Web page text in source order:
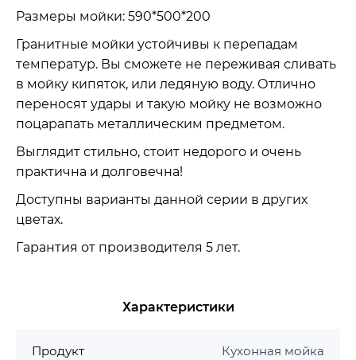
Размеры мойки: 590*500*200
Гранитные мойки устойчивы к перепадам
температур. Вы сможете не переживая сливать
в мойку кипяток, или ледяную воду. Отлично
переносят удары и такую мойку не возможно
поцарапать металлическим предметом.
Выглядит стильно, стоит недорого и очень
практична и долговечна!
Доступны варианты данной серии в других
цветах.
Гарантия от производителя 5 лет.
Характеристики
Продукт Кухонная мойка